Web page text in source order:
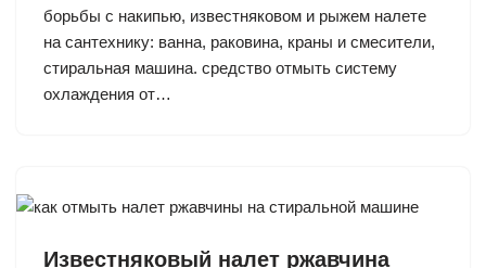
борьбы с накипью, известняковом и рыжем налете
на сантехнику: ванна, раковина, краны и смесители,
стиральная машина. средство отмыть систему
охлаждения от…
Известняковый налет ржавчина